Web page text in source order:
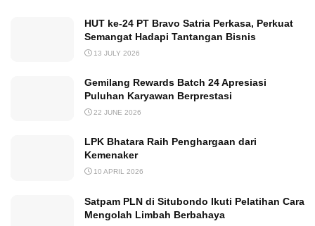
HUT ke-24 PT Bravo Satria Perkasa, Perkuat
Semangat Hadapi Tantangan Bisnis
13 JULY 2026
Gemilang Rewards Batch 24 Apresiasi
Puluhan Karyawan Berprestasi
22 JUNE 2026
LPK Bhatara Raih Penghargaan dari
Kemenaker
10 APRIL 2026
Satpam PLN di Situbondo Ikuti Pelatihan Cara
Mengolah Limbah Berbahaya